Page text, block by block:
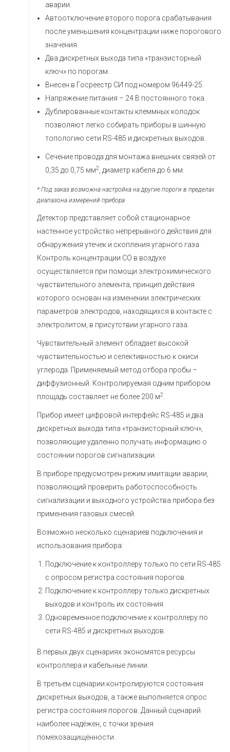
аварии.
Автоотключение второго порога срабатывания
после уменьшения концентрации ниже порогового
значения.
Два дискретных выхода типа «транзисторный
ключ» по порогам.
Внесен в Госреестр СИ под номером 96449-25.
Напряжение питания – 24 В постоянного тока.
Дублированные контакты клеммных колодок
позволяют легко собирать приборы в шинную
топологию сети RS-485 и дискретных выходов.
Сечение провода для монтажа внешних связей от
0,35 до 0,75 мм2 , диаметр кабеля до 6 мм.
* Под заказ возможна настройка на другие пороги в пределах
диапазона измерений прибора
Детектор представляет собой стационарное
настенное устройство непрерывного действия для
обнаружения утечек и скопления угарного газа.
Контроль концентрации СО в воздухе
осуществляется при помощи электрохимического
чувствительного элемента, принцип действия
которого основан на изменении электрических
параметров электродов, находящихся в контакте с
электролитом, в присутствии угарного газа.
Чувствительный элемент обладает высокой
чувствительностью и селективностью к окиси
углерода. Применяемый метод отбора пробы –
диффузионный. Контролируемая одним прибором
площадь составляет не более 200 м2
Прибор имеет цифровой интерфейс RS-485 и два
дискретных выхода типа «транзисторный ключ»,
позволяющие удаленно получать информацию о
состоянии порогов сигнализации.
В приборе предусмотрен режим имитации аварии,
позволяющий проверить работоспособность
сигнализации и выходного устройства прибора без
применения газовых смесей.
Возможно несколько сценариев подключения и
использования прибора:
Подключение к контроллеру только по сети RS-485
с опросом регистра состояния порогов.
Подключение к контроллеру только дискретных
выходов и контроль их состояния.
Одновременное подключение к контроллеру по
сети RS-485 и дискретных выходов.
В первых двух сценариях экономятся ресурсы
контроллера и кабельные линии.
В третьем сценарии контролируются состояния
дискретных выходов, а также выполняется опрос
регистра состояния порогов. Данный сценарий
наиболее надёжен, с точки зрения
помехозащищённости.